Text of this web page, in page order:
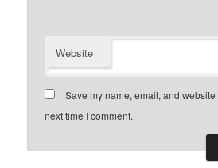
Website
Save my name, email, and
next time I comment.